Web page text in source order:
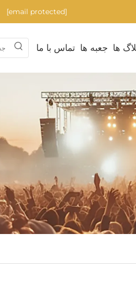
[email protected]
ها جعبه ها تماس با ما